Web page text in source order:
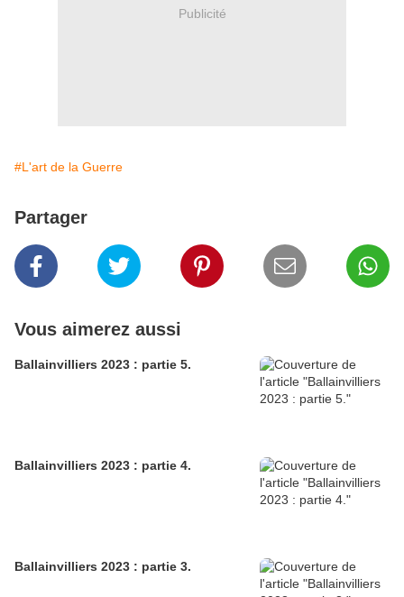
Publicité
#L'art de la Guerre
Partager
Vous aimerez aussi
Ballainvilliers 2023 : partie 5.
Ballainvilliers 2023 : partie 4.
Ballainvilliers 2023 : partie 3.